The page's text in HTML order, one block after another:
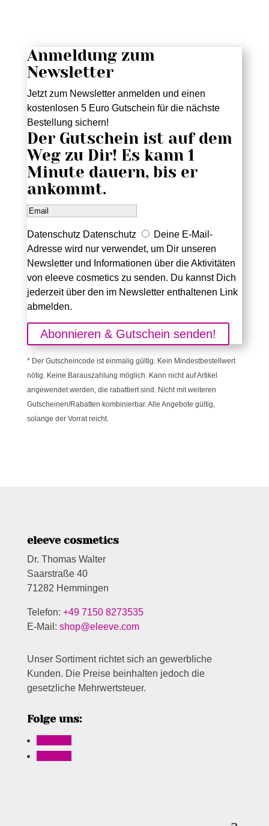
Anmeldung zum
Newsletter
Jetzt zum Newsletter anmelden und einen
kostenlosen 5 Euro Gutschein für die nächste
Bestellung sichern!
Der Gutschein ist auf dem
Weg zu Dir! Es kann 1
Minute dauern, bis er
ankommt.
Datenschutz Datenschutz
Deine E-Mail-
Adresse wird nur verwendet, um Dir unseren
Newsletter und Informationen über die Aktivitäten
von eleeve cosmetics zu senden. Du kannst Dich
jederzeit über den im Newsletter enthaltenen Link
abmelden.
Abonnieren & Gutschein senden!
* Der Gutscheincode ist einmalig gültig. Kein Mindestbestellwert
nötig. Keine Barauszahlung möglich. Kann nicht auf Artikel
angewendet werden, die rabattiert sind. Nicht mit weiteren
Gutscheinen/Rabatten kombinierbar. Alle Angebote gültig,
solange der Vorrat reicht.
eleeve cosmetics
Dr. Thomas Walter
Saarstraße 40
71282 Hemmingen
Telefon: +49 7150 8273535
E-Mail: shop@eleeve.com
Unser Sortiment richtet sich an gewerbliche
Kunden. Die Preise beinhalten jedoch die
gesetzliche Mehrwertsteuer.
Folge uns: